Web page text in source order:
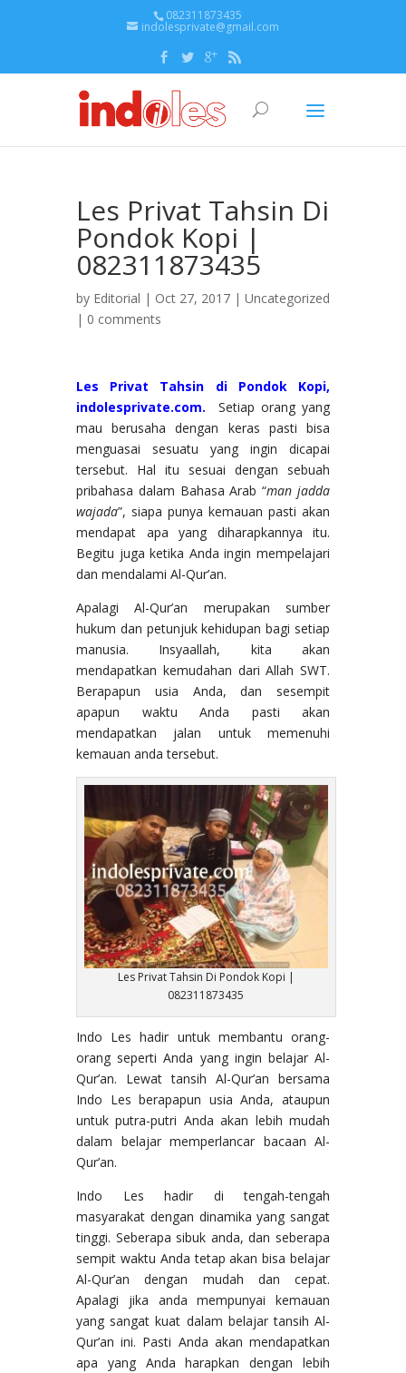
082311873435
indolesprivate@gmail.com
Les Privat Tahsin Di
Pondok Kopi |
082311873435
by Editorial | Oct 27, 2017 | Uncategorized
| 0 comments
Les Privat Tahsin di Pondok Kopi,
indolesprivate.com.
Setiap orang yang
mau berusaha dengan keras pasti bisa
menguasai sesuatu yang ingin dicapai
tersebut. Hal itu sesuai dengan sebuah
pribahasa dalam Bahasa Arab “man jadda
wajada”, siapa punya kemauan pasti akan
mendapat apa yang diharapkannya itu.
Begitu juga ketika Anda ingin mempelajari
dan mendalami Al-Qur’an.
Apalagi Al-Qur’an merupakan sumber
hukum dan petunjuk kehidupan bagi setiap
manusia. Insyaallah, kita akan
mendapatkan kemudahan dari Allah SWT.
Berapapun usia Anda, dan sesempit
apapun waktu Anda pasti akan
mendapatkan jalan untuk memenuhi
kemauan anda tersebut.
Les Privat Tahsin Di Pondok Kopi |
082311873435
Indo Les hadir untuk membantu orang-
orang seperti Anda yang ingin belajar Al-
Qur’an. Lewat tansih Al-Qur’an bersama
Indo Les berapapun usia Anda, ataupun
untuk putra-putri Anda akan lebih mudah
dalam belajar memperlancar bacaan Al-
Qur’an.
Indo Les hadir di tengah-tengah
masyarakat dengan dinamika yang sangat
tinggi. Seberapa sibuk anda, dan seberapa
sempit waktu Anda tetap akan bisa belajar
Al-Qur’an dengan mudah dan cepat.
Apalagi jika anda mempunyai kemauan
yang sangat kuat dalam belajar tansih Al-
Qur’an ini. Pasti Anda akan mendapatkan
apa yang Anda harapkan dengan lebih